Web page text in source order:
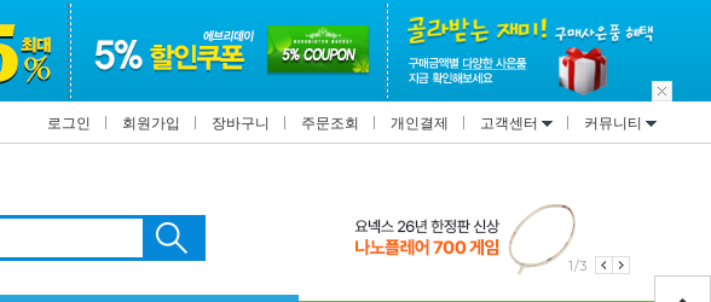
로그인 회원가입 장바구니 주문조회 개인결제 고객센터 커뮤니티
1/3